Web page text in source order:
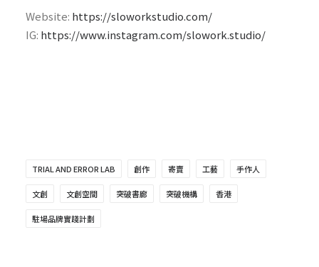
Website: https://sloworkstudio.com/
IG: https://www.instagram.com/slowork.studio/
TRIAL AND ERROR LAB 創作 寄賣 工藝 手作人
文創 文創空間 突破書廊 突破機構 香港
駐場品牌實踐計劃